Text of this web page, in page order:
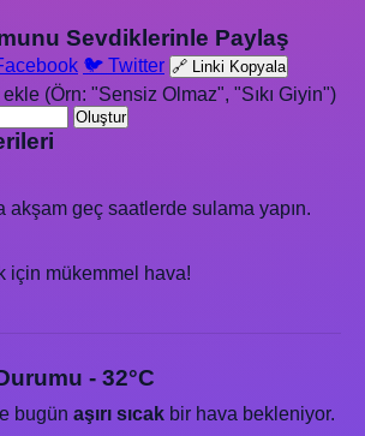
Sevdiklerinle Paylaş
🐦 Twitter 🔗 Linki Kopyala
ekle (Örn: "Sensiz Olmaz", "Sıkı Giyin")
Oluştur
akşam geç saatlerde sulama yapın.
için mükemmel hava!
- 32°C
bugün aşırı sıcak bir hava bekleniyor.